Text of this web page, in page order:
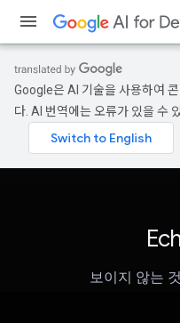
Google은 AI 기술을 사용하여
다. AI 번역에는 오류가 있을 수
보이지 않는